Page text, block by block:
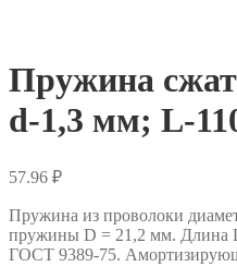
Пружина
d-1,3 мм; L-
57.96 ₽
Пружина из проволоки
пружины D = 21,2 мм. Длина
ГОСТ 9389-75.